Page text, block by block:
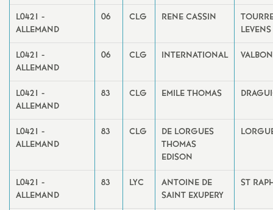
L0421 -
ALLEMAND
06 CLG RENE CASSIN
LEVENS
L0421 -
ALLEMAND
06 CLG INTERNATIONAL
L0421 -
ALLEMAND
83 CLG EMILE THOMAS
L0421 -
ALLEMAND
83 CLG
DE LORGUES
THOMAS
EDISON
L0421 -
ALLEMAND
83 LYC
ANTOINE DE
SAINT EXUPERY
ST